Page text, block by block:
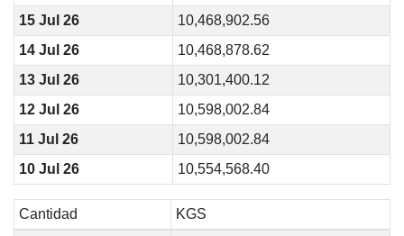
15 Jul 26
10,468,902.56
14 Jul 26
10,468,878.62
13 Jul 26
10,301,400.12
12 Jul 26
10,598,002.84
11 Jul 26
10,598,002.84
10 Jul 26
10,554,568.40
Cantidad
KGS